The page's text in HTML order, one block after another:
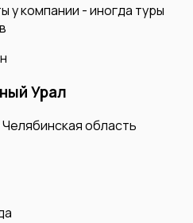
у компании - иногда туры
Урал
Челябинская область